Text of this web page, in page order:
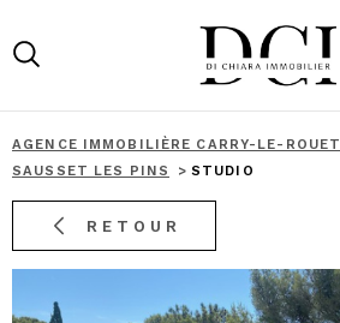
au
menu
au
contenu
AGENCE IMMOBILIÈRE CARRY-LE-ROUET
SAUSSET LES PINS
STUDIO
RETOUR